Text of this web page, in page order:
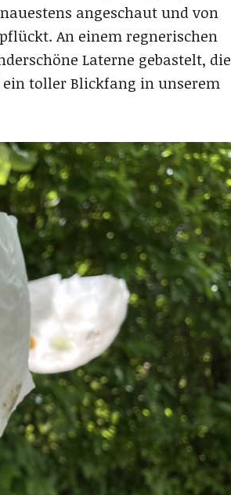
angeschaut und von
An einem regnerischen
Laterne gebastelt, die
toller Blickfang in unserem